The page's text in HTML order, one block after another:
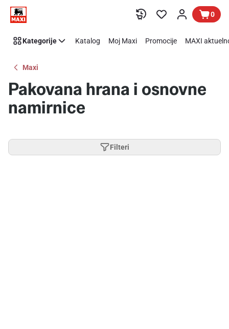
Preskoči link 0
Kategorije Katalog Moj Maxi Promocije MAXI
Maxi
Pakovana hrana i osnovne
namirnice
Filteri